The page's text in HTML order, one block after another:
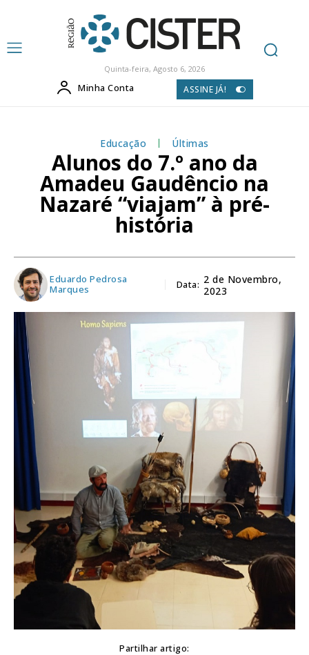
Quinta-feira, Agosto 6, 2026
Minha Conta ASSINE JÁ!
Educação Últimas
Alunos do 7.º ano da
Amadeu Gaudêncio na
Nazaré “viajam” à pré-
história
Eduardo Pedrosa
Marques
Data: 2 de Novembro,
2023
Partilhar artigo: